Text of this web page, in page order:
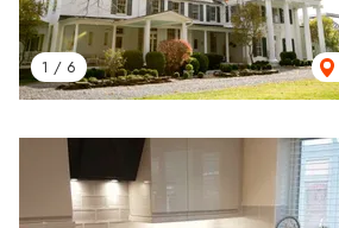
1 / 6